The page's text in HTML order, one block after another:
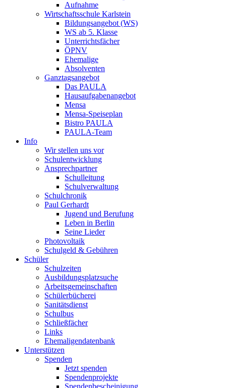
Aufnahme
Wirtschaftsschule Karlstein
Bildungsangebot (WS)
WS ab 5. Klasse
Unterrichtsfächer
ÖPNV
Ehemalige
Absolventen
Ganztagsangebot
Das PAULA
Hausaufgabenangebot
Mensa
Mensa-Speiseplan
Bistro PAULA
PAULA-Team
Info
Wir stellen uns vor
Schulentwicklung
Ansprechpartner
Schulleitung
Schulverwaltung
Schulchronik
Paul Gerhardt
Jugend und Berufung
Leben in Berlin
Seine Lieder
Photovoltaik
Schulgeld & Gebühren
Schüler
Schulzeiten
Ausbildungsplatzsuche
Arbeitsgemeinschaften
Schülerbücherei
Sanitätsdienst
Schulbus
Schließfächer
Links
Ehemaligendatenbank
Unterstützen
Spenden
Jetzt spenden
Spendenprojekte
Spendenbescheinigung